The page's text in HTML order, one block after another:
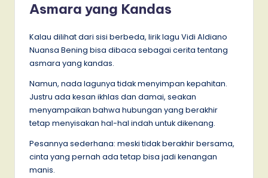
Asmara yang Kandas
Kalau dilihat dari sisi berbeda, lirik lagu Vidi Aldiano
Nuansa Bening bisa dibaca sebagai cerita tentang
asmara yang kandas.
Namun, nada lagunya tidak menyimpan kepahitan.
Justru ada kesan ikhlas dan damai, seakan
menyampaikan bahwa hubungan yang berakhir
tetap menyisakan hal-hal indah untuk dikenang.
Pesannya sederhana: meski tidak berakhir bersama,
cinta yang pernah ada tetap bisa jadi kenangan
manis.